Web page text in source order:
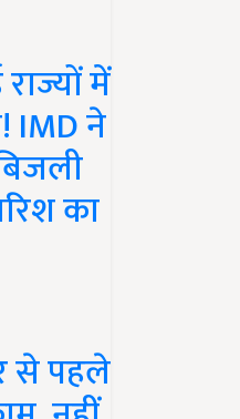
में
IMD ने
का
से पहले